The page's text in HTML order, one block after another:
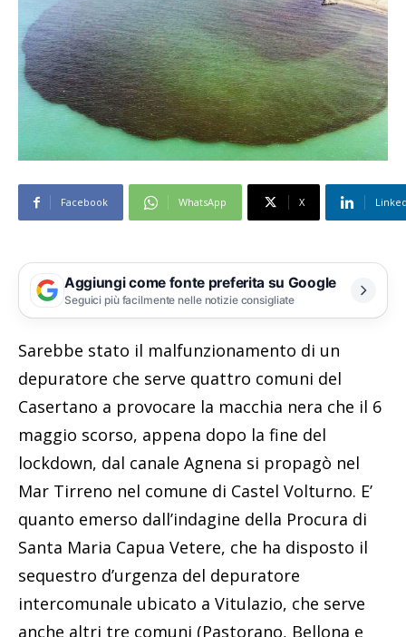
Facebook WhatsApp X
Aggiungi come fonte preferita su Google
Seguici più facilmente nelle notizie consigliate
Sarebbe stato il malfunzionamento di un
depuratore che serve quattro comuni del
Casertano a provocare la macchia nera che il 6
maggio scorso, appena dopo la fine del
lockdown, dal canale Agnena si propagò nel
Mar Tirreno nel comune di Castel Volturno. E’
quanto emerso dall’indagine della Procura di
Santa Maria Capua Vetere, che ha disposto il
sequestro d’urgenza del depuratore
intercomunale ubicato a Vitulazio, che serve
anche altri tre comuni (Pastorano, Bellona e